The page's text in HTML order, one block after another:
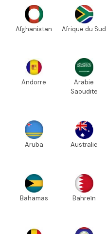
Afghanistan Afrique du Sud
Andorre
Arabie
Saoudite
Aruba Australie
Bahamas Bahreïn